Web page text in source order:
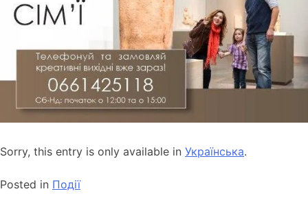
Sorry, this entry is only available in Українська.
Posted in Події